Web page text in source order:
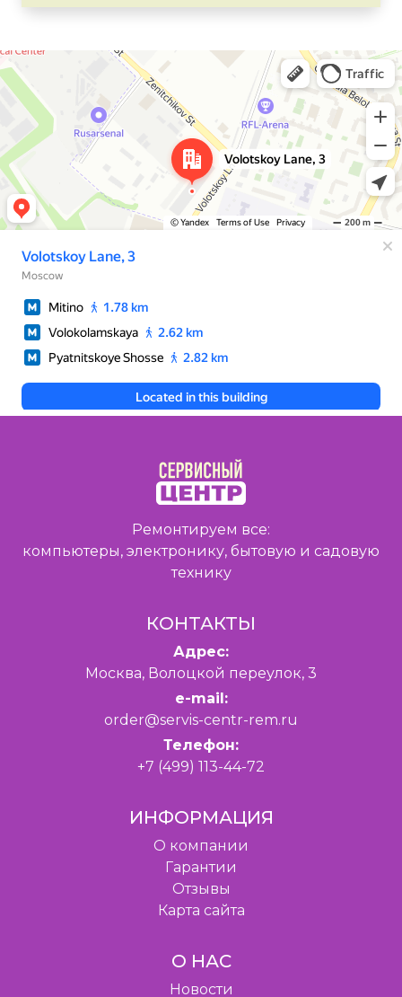
Москва
Яндекс Карты — транспорт, навигация, поиск мест
Ремонтируем все:
компьютеры, электронику, бытовую и садовую
технику
КОНТАКТЫ
Адрес:
Москва, Волоцкой переулок, 3
e-mail:
order@servis-centr-rem.ru
Телефон:
+7 (499) 113-44-72
ИНФОРМАЦИЯ
O компании
Гарантии
Отзывы
Карта сайта
О НАС
Новости